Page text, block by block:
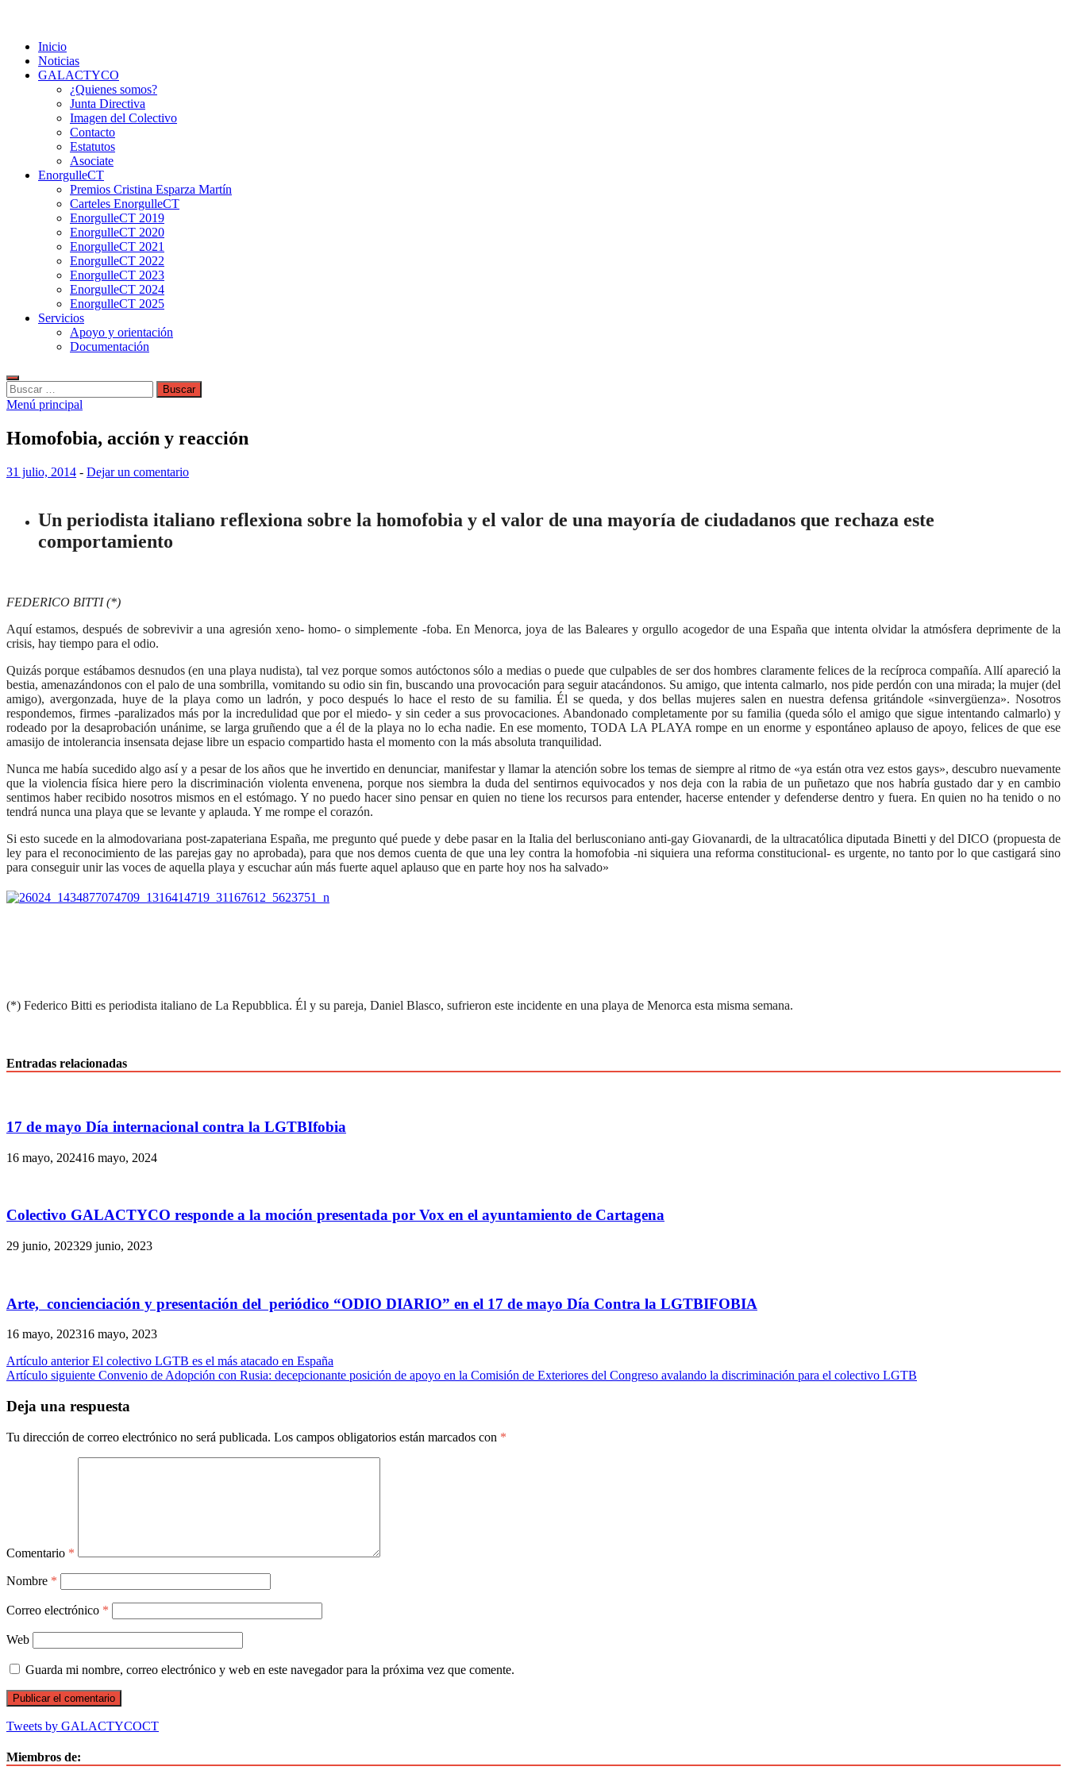
contenido
Inicio
Noticias
GALACTYCO
¿Quienes somos?
Junta Directiva
Imagen del Colectivo
Contacto
Estatutos
Asociate
EnorgulleCT
Premios Cristina Esparza Martín
Carteles EnorgulleCT
EnorgulleCT 2019
EnorgulleCT 2020
EnorgulleCT 2021
EnorgulleCT 2022
EnorgulleCT 2023
EnorgulleCT 2024
EnorgulleCT 2025
Servicios
Apoyo y orientación
Documentación
Buscar:
Menú principal
Homofobia, acción y reacción
31 julio, 2014 - Dejar un comentario
Un periodista italiano reflexiona sobre la homofobia y el valor de una mayoría de ciudadanos que rechaza este
comportamiento
FEDERICO BITTI (*)
Aquí estamos, después de sobrevivir a una agresión xeno- homo- o simplemente -foba. En Menorca, joya de las Baleares y orgullo acogedor de una España que intenta olvidar la atmósfera deprimente de la
crisis, hay tiempo para el odio.
Quizás porque estábamos desnudos (en una playa nudista), tal vez porque somos autóctonos sólo a medias o puede que culpables de ser dos hombres claramente felices de la recíproca compañía. Allí apareció la
bestia, amenazándonos con el palo de una sombrilla, vomitando su odio sin fin, buscando una provocación para seguir atacándonos. Su amigo, que intenta calmarlo, nos pide perdón con una mirada; la mujer (del
amigo), avergonzada, huye de la playa como un ladrón, y poco después lo hace el resto de su familia. Él se queda, y dos bellas mujeres salen en nuestra defensa gritándole «sinvergüenza». Nosotros
respondemos, firmes -paralizados más por la incredulidad que por el miedo- y sin ceder a sus provocaciones. Abandonado completamente por su familia (queda sólo el amigo que sigue intentando calmarlo) y
rodeado por la desaprobación unánime, se larga gruñendo que a él de la playa no lo echa nadie. En ese momento, TODA LA PLAYA rompe en un enorme y espontáneo aplauso de apoyo, felices de que ese
amasijo de intolerancia insensata dejase libre un espacio compartido hasta el momento con la más absoluta tranquilidad.
Nunca me había sucedido algo así y a pesar de los años que he invertido en denunciar, manifestar y llamar la atención sobre los temas de siempre al ritmo de «ya están otra vez estos gays», descubro nuevamente
que la violencia física hiere pero la discriminación violenta envenena, porque nos siembra la duda del sentirnos equivocados y nos deja con la rabia de un puñetazo que nos habría gustado dar y en cambio
sentimos haber recibido nosotros mismos en el estómago. Y no puedo hacer sino pensar en quien no tiene los recursos para entender, hacerse entender y defenderse dentro y fuera. En quien no ha tenido o no
tendrá nunca una playa que se levante y aplauda. Y me rompe el corazón.
Si esto sucede en la almodovariana post-zapateriana España, me pregunto qué puede y debe pasar en la Italia del berlusconiano anti-gay Giovanardi, de la ultracatólica diputada Binetti y del DICO (propuesta de
ley para el reconocimiento de las parejas gay no aprobada), para que nos demos cuenta de que una ley contra la homofobia -ni siquiera una reforma constitucional- es urgente, no tanto por lo que castigará sino
para conseguir unir las voces de aquella playa y escuchar aún más fuerte aquel aplauso que en parte hoy nos ha salvado»
(*) Federico Bitti es periodista italiano de La Repubblica. Él y su pareja, Daniel Blasco, sufrieron este incidente en una playa de Menorca esta misma semana.
Entradas relacionadas
17 de mayo Día internacional contra la LGTBIfobia
16 mayo, 202416 mayo, 2024
Colectivo GALACTYCO responde a la moción presentada por Vox en el ayuntamiento de Cartagena
29 junio, 202329 junio, 2023
Arte, concienciación y presentación del periódico “ODIO DIARIO” en el 17 de mayo Día Contra la LGTBIFOBIA
16 mayo, 202316 mayo, 2023
Navegación
de
entradas
Artículo anterior El colectivo LGTB es el más atacado en España
Artículo siguiente Convenio de Adopción con Rusia: decepcionante posición de apoyo en la Comisión de Exteriores del Congreso avalando la discriminación para el colectivo LGTB
Deja una respuesta
Tu dirección de correo electrónico no será publicada. Los campos obligatorios están marcados con *
Comentario *
Nombre *
Correo electrónico *
Web
Guarda mi nombre, correo electrónico y web en este navegador para la próxima vez que comente.
Tweets by GALACTYCOCT
Miembros de: